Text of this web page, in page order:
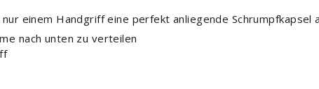
einem Handgriff eine perfekt anliegende Schrumpfkapsel
nach unten zu verteilen